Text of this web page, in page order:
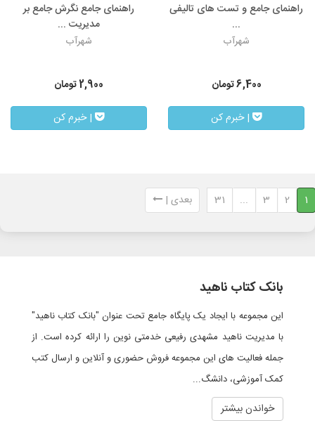
راهنمای جامع و تست های تالیفی
...
شهرآب
6,400تومان
| خبرم کن
راهنمای جامع نگرش جامع بر
مدیریت ...
شهرآب
2,900تومان
| خبرم کن
1
2
3
...
31 بعدی |
بانک کتاب ناهید
این مجموعه با ایجاد یک پایگاه جامع تحت عنوان "بانک کتاب ناهید"
با مدیریت ناهید مشهدی رفیعی خدمتی نوین را ارائه کرده است. از
جمله فعالیت های این مجموعه فروش حضوری و آنلاین و ارسال کتب
کمک آموزشی، دانشگ...
خواندن بیشتر